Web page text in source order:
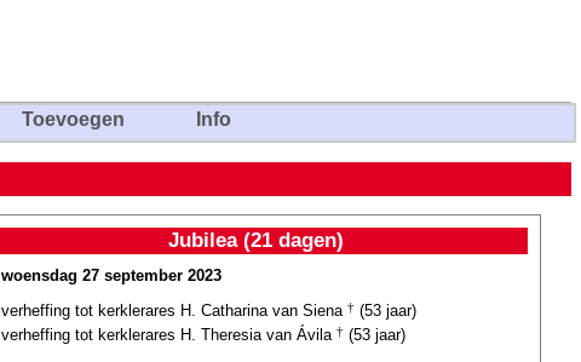
Toevoegen Info
Jubilea (21 dagen)
woensdag 27 september 2023
verheffing tot kerklerares H. Catharina van Siena † (53 jaar)
verheffing tot kerklerares H. Theresia van Ávila † (53 jaar)